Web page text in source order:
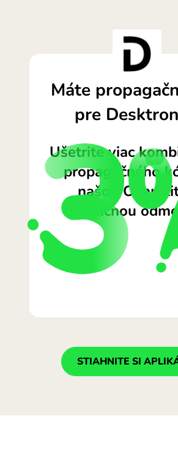
Máte
pre
Ušetrite viac
propagačného
našou
finančnou
STIAHNITE SI